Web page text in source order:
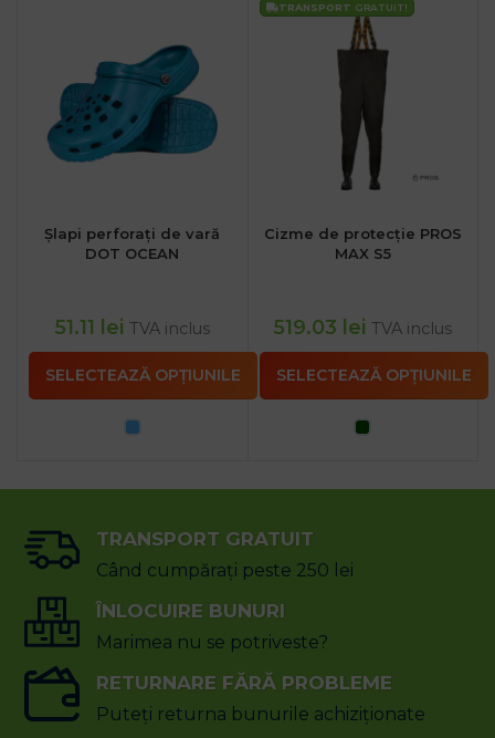
Șlapi perforați de vară
DOT OCEAN
51.11 lei TVA inclus
SELECTEAZĂ OPȚIUNILE
TRANSPORT GRATUIT!
Cizme de protecție PROS
MAX S5
519.03 lei TVA inclus
SELECTEAZĂ OPȚIUNILE
TRANSPORT GRATUIT
Când cumpărați peste 250 lei
ÎNLOCUIRE BUNURI
Marimea nu se potriveste?
RETURNARE FĂRĂ PROBLEME
Puteți returna bunurile achiziționate